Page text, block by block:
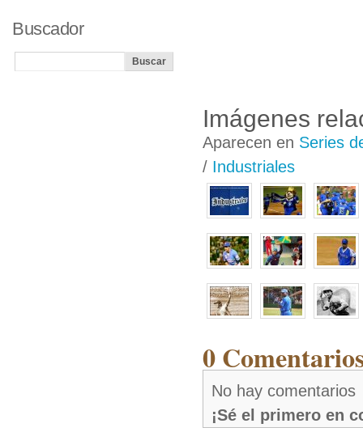
Imágenes
Aparecen en Series
/ Industriales
0
No hay comentarios
¡Sé el primero en
Buscador